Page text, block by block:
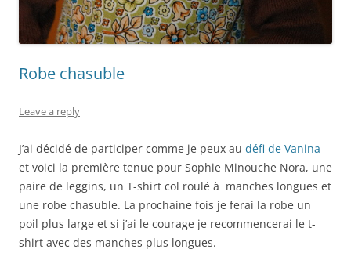
Robe chasuble
Leave a reply
J’ai décidé de participer comme je peux au défi de Vanina
et voici la première tenue pour Sophie Minouche Nora, une
paire de leggins, un T-shirt col roulé à manches longues et
une robe chasuble. La prochaine fois je ferai la robe un
poil plus large et si j’ai le courage je recommencerai le t-
shirt avec des manches plus longues.